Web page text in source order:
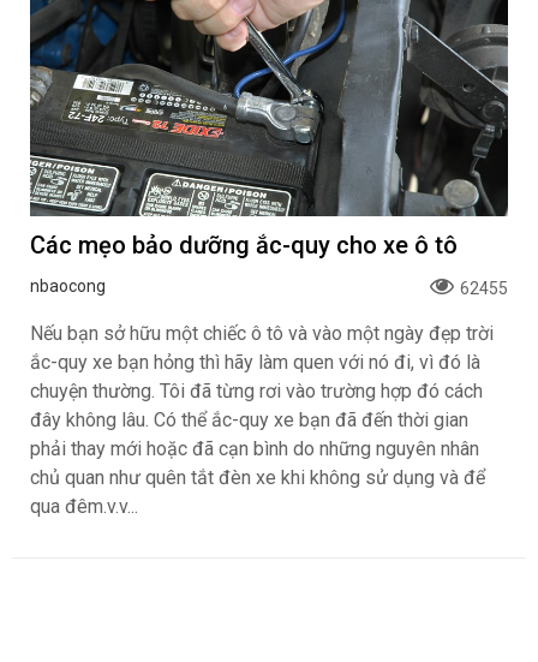
Các mẹo bảo dưỡng ắc-quy cho xe ô tô
nbaocong 62455
Nếu bạn sở hữu một chiếc ô tô và vào một ngày đẹp trời
ắc-quy xe bạn hỏng thì hãy làm quen với nó đi, vì đó là
chuyện thường. Tôi đã từng rơi vào trường hợp đó cách
đây không lâu. Có thể ắc-quy xe bạn đã đến thời gian
phải thay mới hoặc đã cạn bình do những nguyên nhân
chủ quan như quên tắt đèn xe khi không sử dụng và để
qua đêm.v.v...